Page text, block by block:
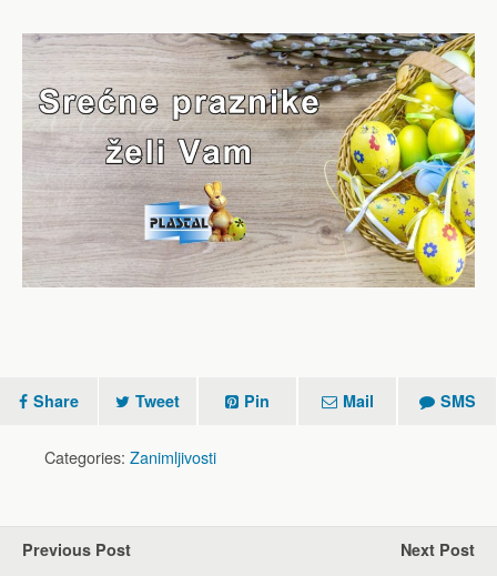
Share Tweet Pin Mail SMS
Categories: Zanimljivosti
Previous Post Next Post